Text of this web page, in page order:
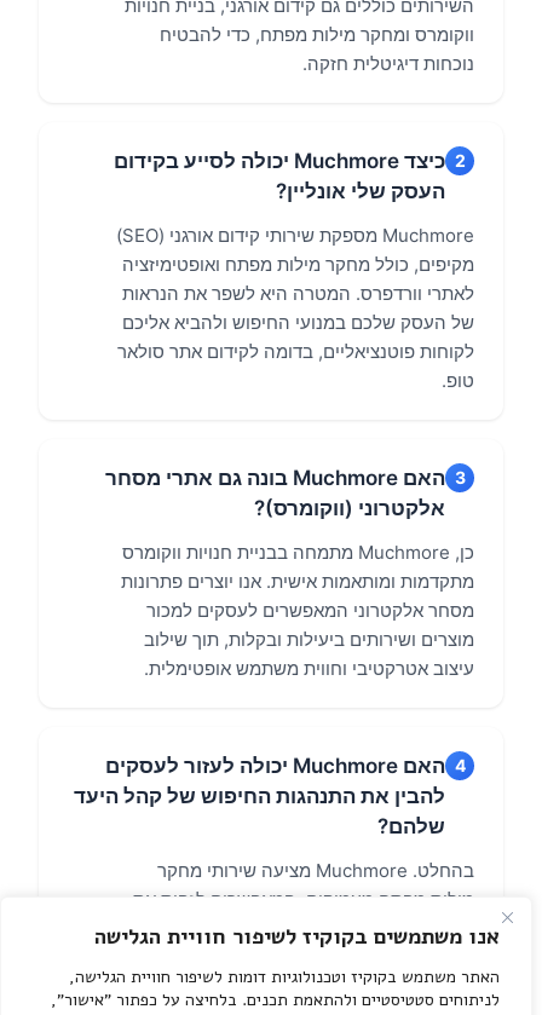
אנו משתמשים בקוקיז לשיפור חוויית הגלישה
האתר משתמש בקוקיז וטכנולוגיות דומות לשיפור חוויית הגלישה,
לניתוחים סטטיסטיים ולהתאמת תכנים. בלחיצה על כפתור "אישור",